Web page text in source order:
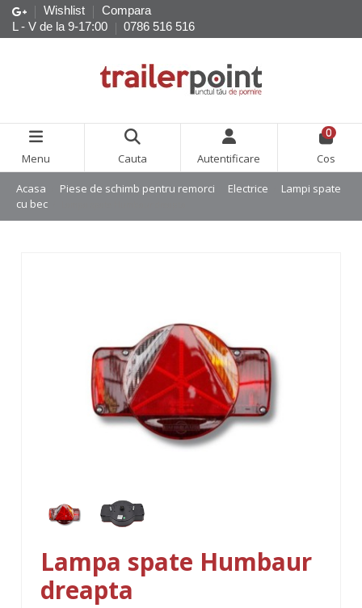
Wishlist
Compara
L - V de la 9-17:00
0786 516 516
Menu Cauta Autentificare
0
Cos
Acasa Piese de schimb pentru remorci Electrice
Lampi spate
cu bec
Lampa spate Humbaur
dreapta